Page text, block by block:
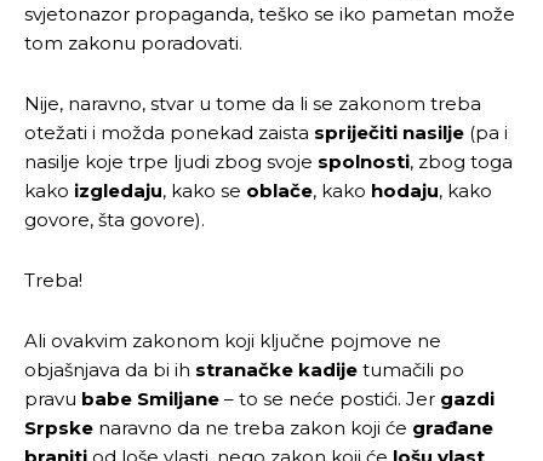
svjetonazor propaganda, teško se iko pametan može
tom zakonu poradovati.
Nije, naravno, stvar u tome da li se zakonom treba
otežati i možda ponekad zaista spriječiti nasilje (pa i
nasilje koje trpe ljudi zbog svoje spolnosti, zbog toga
kako izgledaju, kako se oblače, kako hodaju, kako
govore, šta govore).
Treba!
Ali ovakvim zakonom koji ključne pojmove ne
objašnjava da bi ih stranačke kadije tumačili po
pravu babe Smiljane – to se neće postići. Jer gazdi
Srpske naravno da ne treba zakon koji će građane